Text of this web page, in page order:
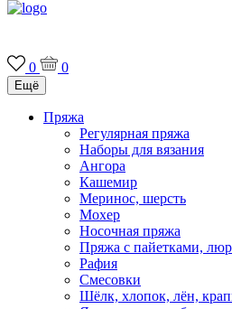
0 0
Ещё
Пряжа
Регулярная пряжа
Наборы для вязания
Ангора
Кашемир
Меринос, шерсть
Мохер
Носочная пряжа
Пряжа с пайетками,
Рафия
Смесовки
Шёлк, хлопок, лён,